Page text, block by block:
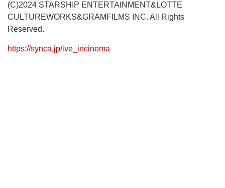
(C)2024 STARSHIP ENTERTAINMENT&LOTTE
CULTUREWORKS&GRAMFILMS INC. All Rights
Reserved.
https://synca.jp/ive_incinema